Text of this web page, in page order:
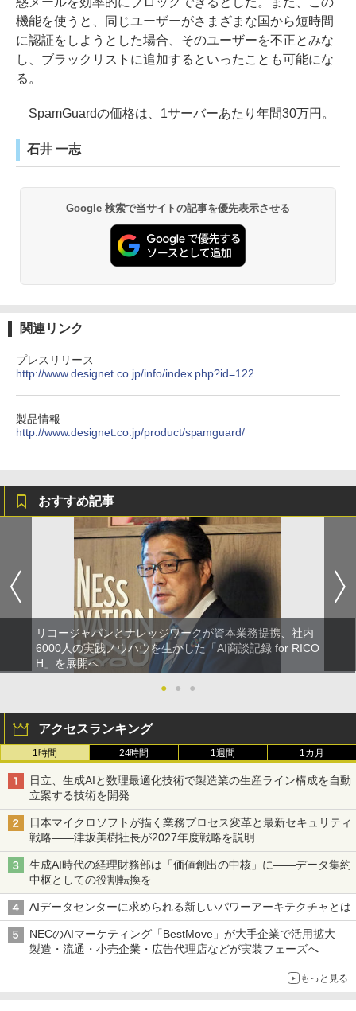
機能を使うと、同じユーザーがさまざまな国から短時間
に認証をしようとした場合、そのユーザーを不正とみな
し、ブラックリストに追加するといったことも可能にな
る。
SpamGuardの価格は、1サーバーあたり年間30万円。
石井 一志
Google 検索で当サイトの記事を優先表示させる
関連リンク
プレスリリース
http://www.designet.co.jp/info/index.php?id=122
製品情報
http://www.designet.co.jp/product/spamguard/
おすすめ記事
リコージャパンとナレッジワークが資本業務提携、社内
6000人の実践ノウハウを生かした「AI商談記録 for RICO
H」を展開へ
●
● ●
アクセスランキング
1時間 24時間 1週間 1カ月
日立、生成AIと数理最適化技術で製造業の生産ライン構成を自動
立案する技術を開発
日本マイクロソフトが描く業務プロセス変革と最新セキュリティ
戦略――津坂美樹社長が2027年度戦略を説明
生成AI時代の経理財務部は「価値創出の中核」に――データ集約
中枢としての役割転換を
AIデータセンターに求められる新しいパワーアーキテクチャとは
NECのAIマーケティング「BestMove」が大手企業で活用拡大
製造・流通・小売企業・広告代理店などが実装フェーズへ
もっと見る